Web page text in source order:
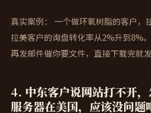
真实案例：
一个做环氧树脂的客户，
拉美客户的询盘转化率从2%升到8%
再发邮件催你要文件，直接下载完就发
4. 中东客户说网站打不开
服务器在美国，应该没问题